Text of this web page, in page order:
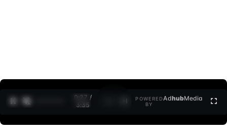
0:27 /
3:35
POWERED
BY
AdhubMedia